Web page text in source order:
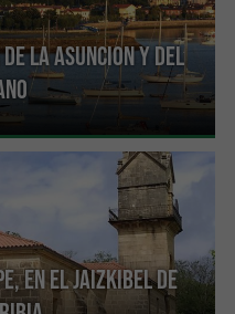
la Asuncion y del
en el Jaizkibel de